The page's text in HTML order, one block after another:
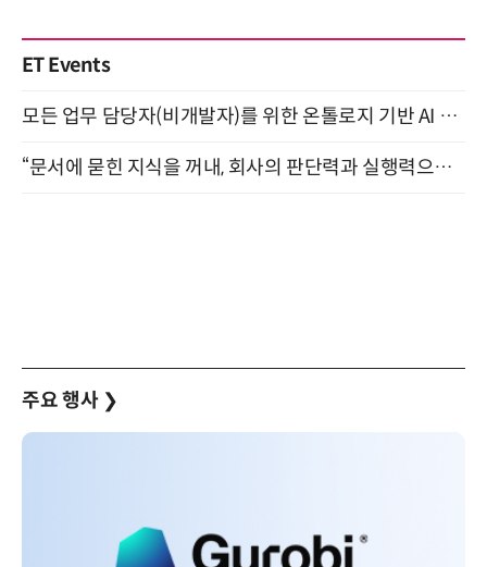
ET Events
모든 업무 담당자(비개발자)를 위한 온톨로지 기반 AI 지식체계 설계 1-day 워크숍 8월 20일 개최
“문서에 묻힌 지식을 꺼내, 회사의 판단력과 실행력으로 바꾸다” (8/20)
주요 행사 ❯